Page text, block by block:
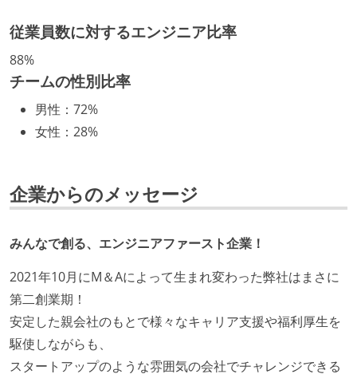
ついて話す場が設けられている
割を持たない人がいる
技術カルチャー
CTO またはそれに準じる、技術やワークフローの標準
している
開発メンバーの裁量
タスクの見積もりは、実装を担当するメンバーが中心
となって行う
全体のスケジュール管理は、途中の成果を随時確認し
ながら、納期または盛り込む機能を柔軟に調整する形
で行う
従業員数に対するエンジニア比率
88%
チームの性別比率
男性 ： 72%
女性 ： 28%
企業からのメッセージ
みんなで創る、エンジニアファースト企業！
2021年10月にM＆Aによって生まれ変わった弊社はまさに
第二創業期！
安定した親会社のもとで様々なキャリア支援や福利厚生を
駆使しながらも、
スタートアップのような雰囲気の会社でチャレンジできる